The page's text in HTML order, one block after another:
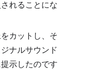
れることにな
カットし、そ
ナルサウンド
示したのです